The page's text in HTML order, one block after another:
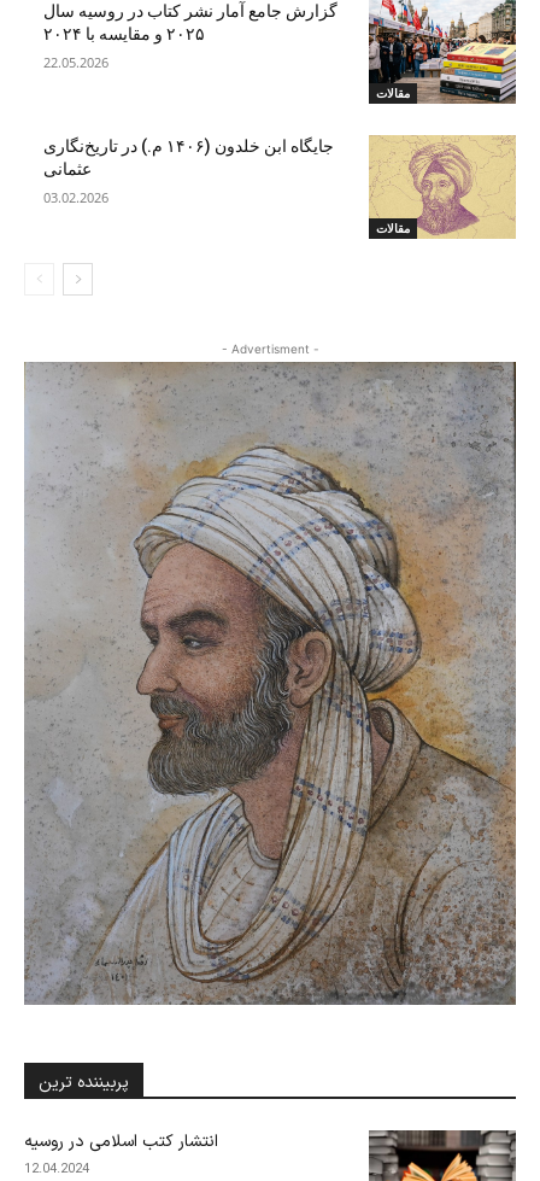
مقالات
گزارش جامع آمار نشر کتاب در روسیه سال
۲۰۲۵ و مقایسه با ۲۰۲۴
22.05.2026
مقالات
جایگاه ابن‌ خلدون (۱۴۰۶ م.) در تاریخ‌نگاری
عثمانی
03.02.2026
- Advertisment -
پربیننده ترین
انتشار کتب اسلامی در روسیه
12.04.2024